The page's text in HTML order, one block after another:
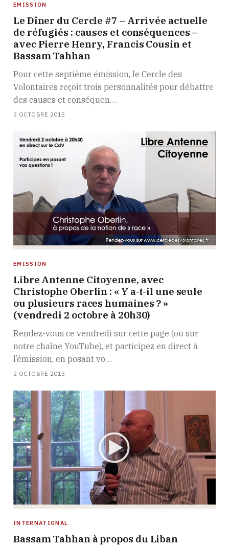
EMISSION
Le Dîner du Cercle #7 – Arrivée actuelle
de réfugiés : causes et conséquences –
avec Pierre Henry, Francis Cousin et
Bassam Tahhan
Pour cette septième émission, le Cercle des
Volontaires reçoit trois personnalités pour débattre
des causes et conséquen…
3 OCTOBRE 2015
EMISSION
Libre Antenne Citoyenne, avec
Christophe Oberlin : « Y a-t-il une seule
ou plusieurs races humaines ? »
(vendredi 2 octobre à 20h30)
Rendez-vous ce vendredi sur cette page (ou sur
notre chaîne YouTube), et participez en direct à
l’émission, en posant vo…
2 OCTOBRE 2015
INTERNATIONAL
Bassam Tahhan à propos du Liban